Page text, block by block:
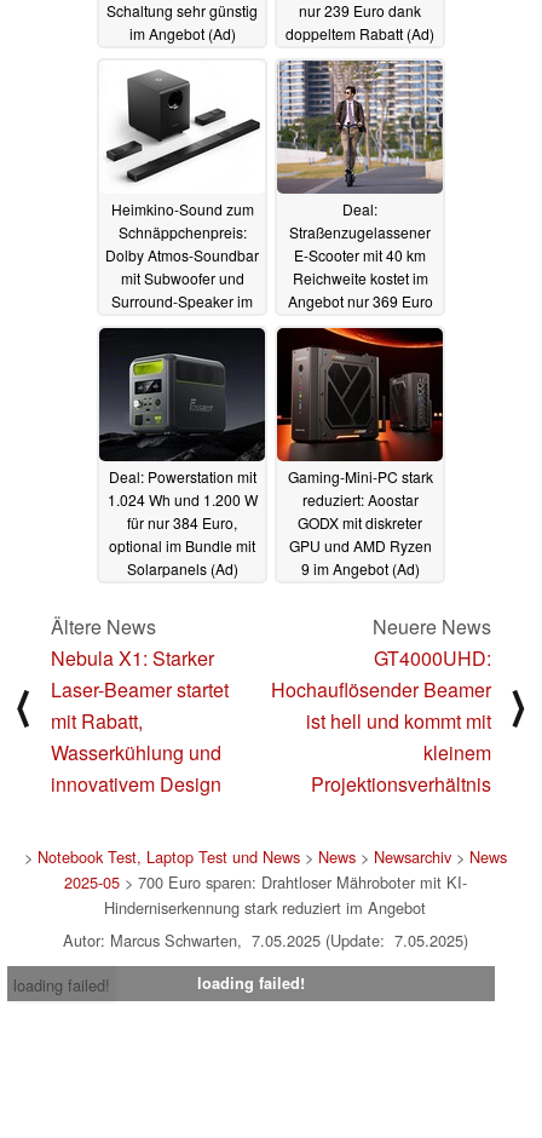
Schaltung sehr günstig
im Angebot (Ad)
nur 239 Euro dank
doppeltem Rabatt (Ad)
06.05.2025
Heimkino-Sound zum
Schnäppchenpreis:
Dolby Atmos-Soundbar
mit Subwoofer und
Surround-Speaker im
Angebot (Ad)05.05.2025
Deal:
Straßenzugelassener
E-Scooter mit 40 km
Reichweite kostet im
Angebot nur 369 Euro
(Ad)04.05.2025
Deal: Powerstation mit
1.024 Wh und 1.200 W
für nur 384 Euro,
optional im Bundle mit
Solarpanels (Ad)
Gaming-Mini-PC stark
reduziert: Aoostar
GODX mit diskreter
GPU und AMD Ryzen
9 im Angebot (Ad)
⟨
Ältere News
Nebula X1: Starker
Laser-Beamer startet
mit Rabatt,
Wasserkühlung und
innovativem Design
Neuere News
GT4000UHD:
Hochauflösender Beamer
ist hell und kommt mit
kleinem
Projektionsverhältnis
⟩
> Notebook Test, Laptop Test und News> News> Newsarchiv> News
2025-05> 700 Euro sparen: Drahtloser Mähroboter mit KI-
Hinderniserkennung stark reduziert im Angebot
Autor: Marcus Schwarten, 7.05.2025 (Update: 7.05.2025)
loading failed!
loading failed!